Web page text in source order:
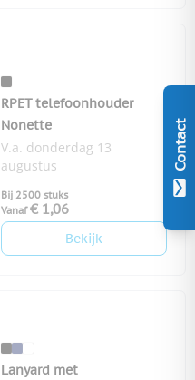
Contact
RPET telefoonhouder
Nonette
V.a. donderdag 13
augustus
Bij 2500 stuks
Vanaf € 1,06
Bekijk
Lanyard met